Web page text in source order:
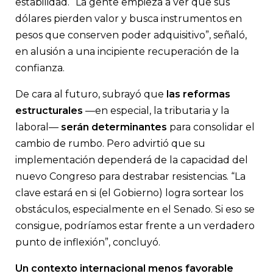
dólares pierden valor y busca instrumentos en
pesos que conserven poder adquisitivo”, señaló,
en alusión a una incipiente recuperación de la
confianza.
De cara al futuro, subrayó que las reformas
estructurales —en especial, la tributaria y la
laboral— serán determinantes para consolidar el
cambio de rumbo. Pero advirtió que su
implementación dependerá de la capacidad del
nuevo Congreso para destrabar resistencias. “La
clave estará en si (el Gobierno) logra sortear los
obstáculos, especialmente en el Senado. Si eso se
consigue, podríamos estar frente a un verdadero
punto de inflexión”, concluyó.
Un contexto internacional menos favorable